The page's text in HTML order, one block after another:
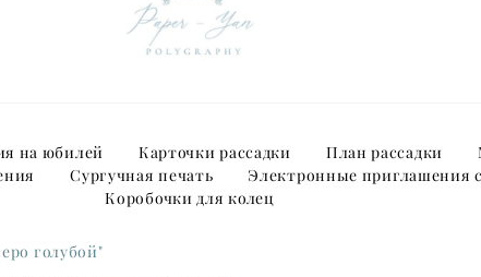
на юбилей Карточки рассадки План рассадки
Сургучная печать Электронные приглашения
Коробочки для колец
голубой"